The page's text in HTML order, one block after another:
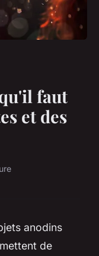
faut
et des
anodins
de